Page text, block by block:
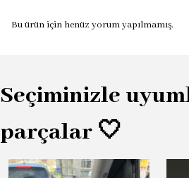
Bu ürün için henüz yorum yapılmamış.
Seçiminizle
parçalar 🤍